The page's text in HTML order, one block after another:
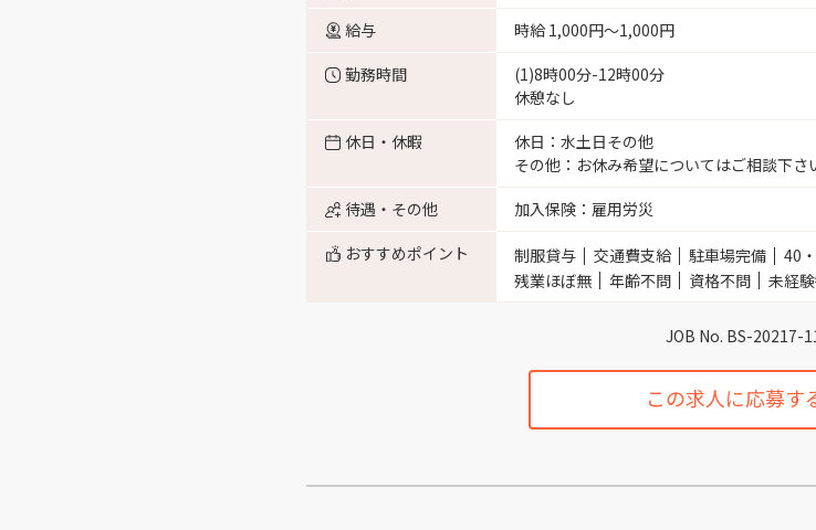
給与
時給 1,000円〜1,000円
勤務時間
(1)8時00分-12時00分
休憩なし
休日・休暇
休日：水土日その他
その他：お休み希望についてはご相談下さ
待遇・その他
加入保険：雇用労災
おすすめポイント
制服貸与 交通費支給 駐車場完備 40
残業ほぼ無
年齢不問 資格不問 未経
JOB No. BS-20217-
この求人に応募す